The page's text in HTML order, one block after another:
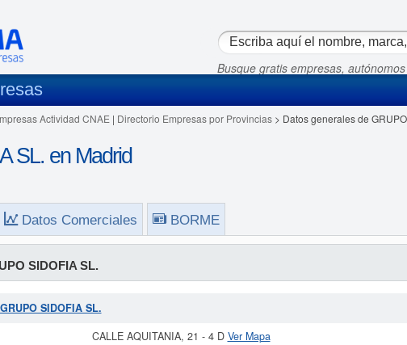
Busque gratis empresas,
Actividad CNAE | Directorio Empresas por Provincias> Datos generales de
SL. en Madrid
Datos Comerciales BORME
SIDOFIA SL.
SIDOFIA SL.
CALLE AQUITANIA, 21 - 4 D Ver Mapa